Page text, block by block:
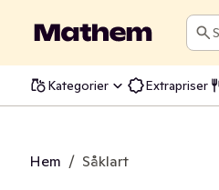
Sök
Kategorier Extrapriser
Hem / Såklart